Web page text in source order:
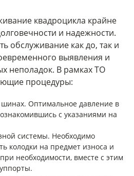
квадроцикла крайне
и надежности.
обслуживание как до, так и
выявления и
неполадок. В рамках ТО
процедуры:
Оптимальное давление в
с указаниями на
системы. Необходимо
колодки на предмет износа и
необходимости, вместе с этим